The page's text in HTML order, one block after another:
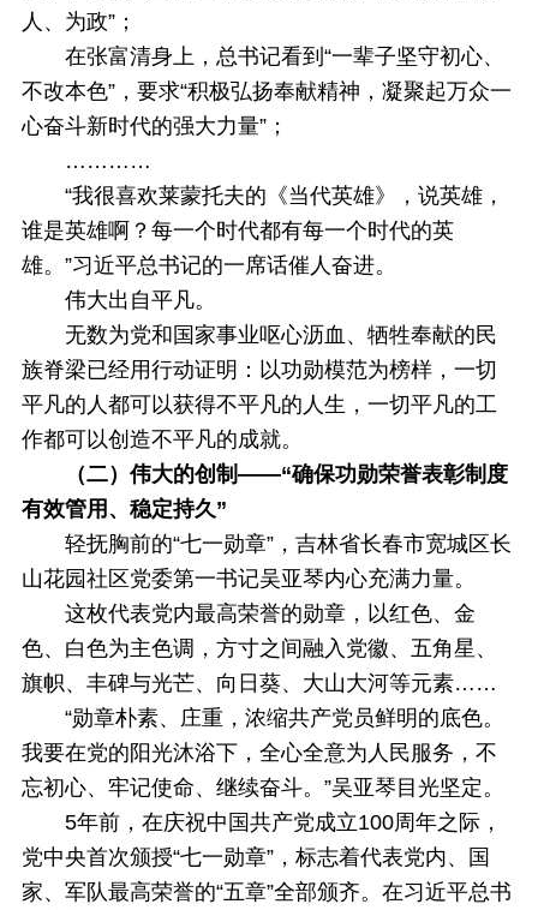
人、为政”；
在张富清身上，总书记看到“一辈子坚守初心、
不改本色”，要求“积极弘扬奉献精神，凝聚起万众一
心奋斗新时代的强大力量”；
…………
“我很喜欢莱蒙托夫的《当代英雄》，说英雄，
谁是英雄啊？每一个时代都有每一个时代的英
雄。”习近平总书记的一席话催人奋进。
伟大出自平凡。
无数为党和国家事业呕心沥血、牺牲奉献的民
族脊梁已经用行动证明：以功勋模范为榜样，一切
平凡的人都可以获得不平凡的人生，一切平凡的工
作都可以创造不平凡的成就。
（二）伟大的创制——“确保功勋荣誉表彰制度
有效管用、稳定持久”
轻抚胸前的“七一勋章”，吉林省长春市宽城区长
山花园社区党委第一书记吴亚琴内心充满力量。
这枚代表党内最高荣誉的勋章，以红色、金
色、白色为主色调，方寸之间融入党徽、五角星、
旗帜、丰碑与光芒、向日葵、大山大河等元素……
“勋章朴素、庄重，浓缩共产党员鲜明的底色。
我要在党的阳光沐浴下，全心全意为人民服务，不
忘初心、牢记使命、继续奋斗。”吴亚琴目光坚定。
5年前，在庆祝中国共产党成立100周年之际，
党中央首次颁授“七一勋章”，标志着代表党内、国
家、军队最高荣誉的“五章”全部颁齐。在习近平总书